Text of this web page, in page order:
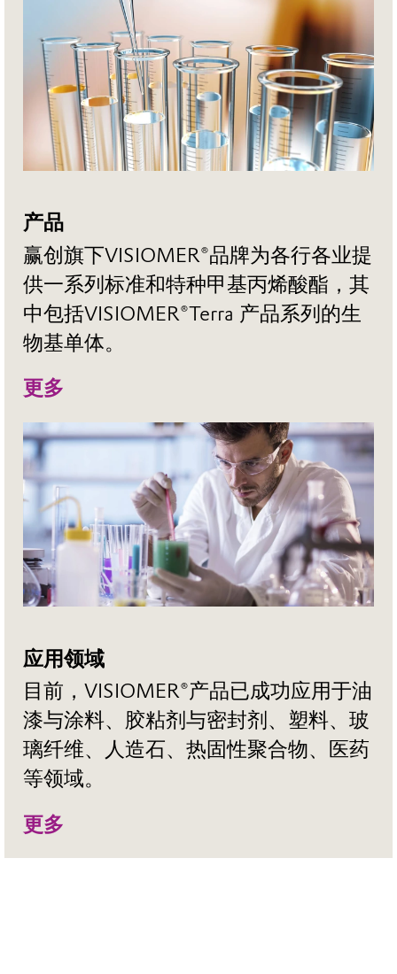
合温度、链转移剂，甚至所用溶剂的
类型来调整。
体用作溶剂或稀释剂，以降低配方的
总粘度。使用后，与传统有机溶剂配
方相比，活性稀释剂通过聚合作用既
可获得最终性能，又能降低挥发性有
机化合物（VOC）含量。例如，活性
稀释剂用于低VOC油漆、复合树脂或
产品
赢创旗下VISIOMER®品牌为各行各业提
供一系列标准和特种甲基丙烯酸酯，其
中包括VISIOMER®Terra 产品系列的生
物基单体。
更多
应用领域
目前，VISIOMER®产品已成功应用于油
漆与涂料、胶粘剂与密封剂、塑料、玻
璃纤维、人造石、热固性聚合物、医药
等领域。
更多